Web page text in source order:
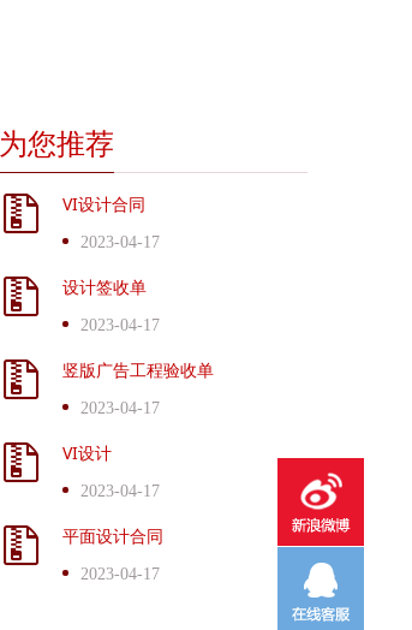
为您推荐
VI设计合同
2023-04-17
设计签收单
2023-04-17
竖版广告工程验收单
2023-04-17
VI设计
2023-04-17
平面设计合同
2023-04-17